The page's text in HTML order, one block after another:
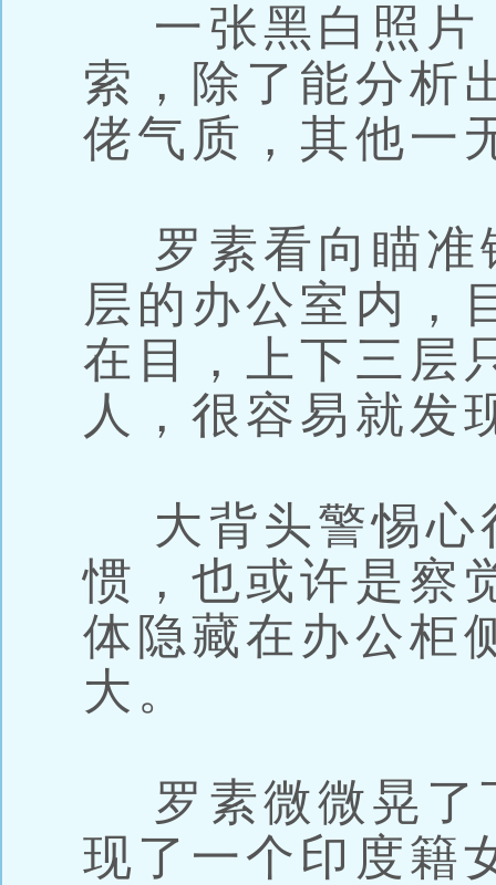
一张黑白照片
索，除了能分析
佬气质，其他一
罗素看向瞄准
层的办公室内，
在目，上下三层
人，很容易就发
大背头警惕心
惯，也或许是察
体隐藏在办公柜
大。
罗素微微晃了
现了一个印度籍